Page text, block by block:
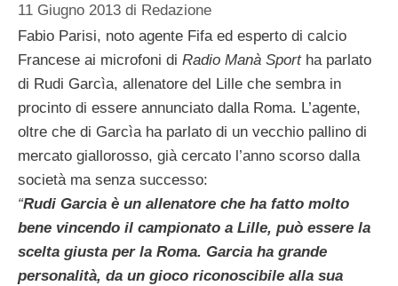
11 Giugno 2013 di Redazione
Fabio Parisi, noto agente Fifa ed esperto di calcio
Francese ai microfoni di Radio Manà Sport ha parlato
di Rudi Garcìa, allenatore del Lille che sembra in
procinto di essere annunciato dalla Roma. L’agente,
oltre che di Garcìa ha parlato di un vecchio pallino di
mercato giallorosso, già cercato l’anno scorso dalla
società ma senza successo:
“Rudi Garcia è un allenatore che ha fatto molto
bene vincendo il campionato a Lille, può essere la
scelta giusta per la Roma. Garcia ha grande
personalità, da un gioco riconoscibile alla sua